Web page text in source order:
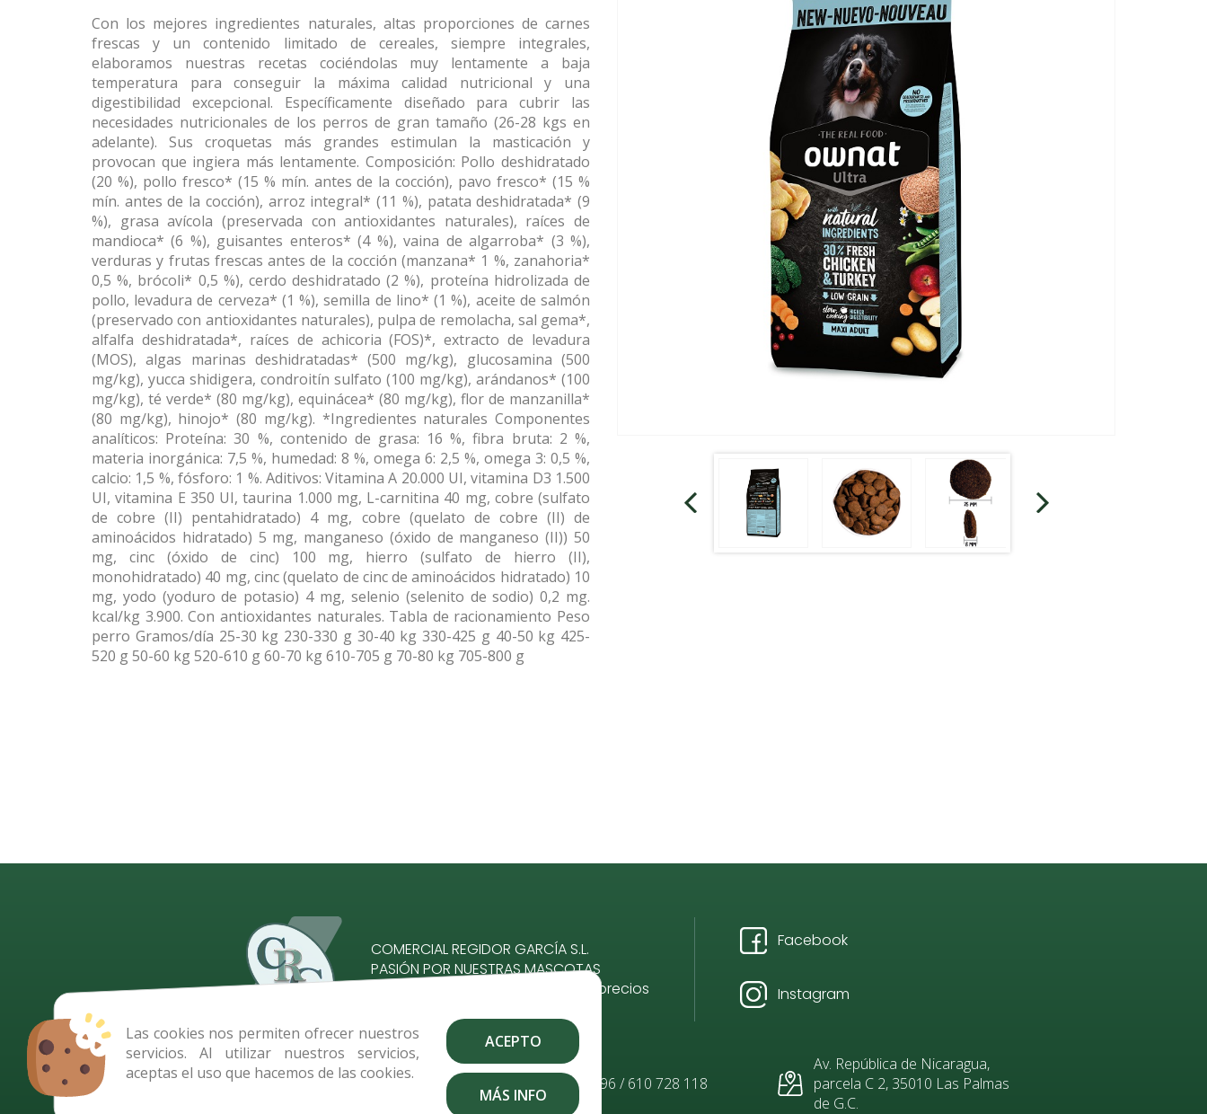
Las cookies nos permiten ofrecer nuestros
servicios. Al utilizar nuestros servicios,
aceptas el uso que hacemos de las cookies.
ACEPTO
MÁS INFO
Con los mejores ingredientes naturales, altas proporciones de carnes
frescas y un contenido limitado de cereales, siempre integrales,
elaboramos nuestras recetas cociéndolas muy lentamente a baja
temperatura para conseguir la máxima calidad nutricional y una
digestibilidad excepcional. Específicamente diseñado para cubrir las
necesidades nutricionales de los perros de gran tamaño (26-28 kgs en
adelante). Sus croquetas más grandes estimulan la masticación y
provocan que ingiera más lentamente. Composición: Pollo deshidratado
(20 %), pollo fresco* (15 % mín. antes de la cocción), pavo fresco* (15 %
mín. antes de la cocción), arroz integral* (11 %), patata deshidratada* (9
%), grasa avícola (preservada con antioxidantes naturales), raíces de
mandioca* (6 %), guisantes enteros* (4 %), vaina de algarroba* (3 %),
verduras y frutas frescas antes de la cocción (manzana* 1 %, zanahoria*
0,5 %, brócoli* 0,5 %), cerdo deshidratado (2 %), proteína hidrolizada de
pollo, levadura de cerveza* (1 %), semilla de lino* (1 %), aceite de salmón
(preservado con antioxidantes naturales), pulpa de remolacha, sal gema*,
alfalfa deshidratada*, raíces de achicoria (FOS)*, extracto de levadura
(MOS), algas marinas deshidratadas* (500 mg/kg), glucosamina (500
mg/kg), yucca shidigera, condroitín sulfato (100 mg/kg), arándanos* (100
mg/kg), té verde* (80 mg/kg), equinácea* (80 mg/kg), flor de manzanilla*
(80 mg/kg), hinojo* (80 mg/kg). *Ingredientes naturales Componentes
analíticos: Proteína: 30 %, contenido de grasa: 16 %, fibra bruta: 2 %,
materia inorgánica: 7,5 %, humedad: 8 %, omega 6: 2,5 %, omega 3: 0,5 %,
calcio: 1,5 %, fósforo: 1 %. Aditivos: Vitamina A 20.000 UI, vitamina D3 1.500
UI, vitamina E 350 UI, taurina 1.000 mg, L-carnitina 40 mg, cobre (sulfato
de cobre (II) pentahidratado) 4 mg, cobre (quelato de cobre (II) de
aminoácidos hidratado) 5 mg, manganeso (óxido de manganeso (II)) 50
mg, cinc (óxido de cinc) 100 mg, hierro (sulfato de hierro (II),
monohidratado) 40 mg, cinc (quelato de cinc de aminoácidos hidratado) 10
mg, yodo (yoduro de potasio) 4 mg, selenio (selenito de sodio) 0,2 mg.
kcal/kg 3.900. Con antioxidantes naturales. Tabla de racionamiento Peso
perro Gramos/día 25-30 kg 230-330 g 30-40 kg 330-425 g 40-50 kg 425-
520 g 50-60 kg 520-610 g 60-70 kg 610-705 g 70-80 kg 705-800 g
COMERCIAL REGIDOR GARCÍA S.L.
PASIÓN POR NUESTRAS MASCOTAS
Compromiso, calidad, servicio y precios
Facebook
Instagram
pedidos@comercialregidor.com 928 484 096 / 610 728 118
Av. República de Nicaragua,
parcela C 2, 35010 Las Palmas
de G.C.
INFORMACION PRODUCTOS
PUNTOS DE VENTA